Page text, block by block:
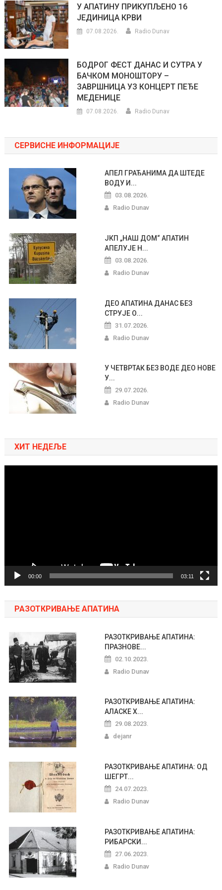
У АПАТИНУ ПРИКУПЉЕНО 16
ЈЕДИНИЦА КРВИ
07.08.2026. Radio Dunav
БОДРОГ ФЕСТ ДАНАС И СУТРА У
БАЧКОМ МОНОШТОРУ –
ЗАВРШНИЦА УЗ КОНЦЕРТ ПЕЂЕ
МЕДЕНИЦЕ
07.08.2026. Radio Dunav
СЕРВИСНЕ ИНФОРМАЦИЈЕ
АПЕЛ ГРАЂАНИМА ДА ШТЕДЕ
ВОДУ И...
03.08.2026.
Radio Dunav
ЈКП „НАШ ДОМ“ АПАТИН
АПЕЛУЈЕ Н...
03.08.2026.
Radio Dunav
ДЕО АПАТИНА ДАНАС БЕЗ
СТРУЈЕ О...
31.07.2026.
Radio Dunav
У ЧЕТВРТАК БЕЗ ВОДЕ ДЕО НОВЕ
У...
29.07.2026.
Radio Dunav
ХИТ НЕДЕЉЕ
00:00 03:11
РАЗОТКРИВАЊЕ АПАТИНА
РАЗОТКРИВАЊЕ АПАТИНА:
ПРАЗНОВЕ...
02.10.2023.
Radio Dunav
РАЗОТКРИВАЊЕ АПАТИНА:
АЛАСКЕ Х...
29.08.2023.
dejanr
РАЗОТКРИВАЊЕ АПАТИНА: ОД
ШЕГРТ...
24.07.2023.
Radio Dunav
РАЗОТКРИВАЊЕ АПАТИНА:
РИБАРСКИ...
27.06.2023.
Radio Dunav